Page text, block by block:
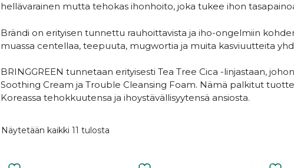
hellävarainen mutta tehokas ihonhoito, joka tukee ihon
Brändi on erityisen tunnettu rauhoittavista ja iho-ongelmiin
muassa centellaa, teepuuta, mugwortia ja muita kasviuutteita
BRINGGREEN tunnetaan erityisesti Tea Tree Cica -linjastaan,
Soothing Cream ja Trouble Cleansing Foam. Nämä palkitut
Koreassa tehokkuutensa ja ihoystävällisyytensä ansiosta.
Näytetään kaikki 11 tulosta